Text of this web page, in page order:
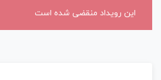
این رویداد منقضی شده است